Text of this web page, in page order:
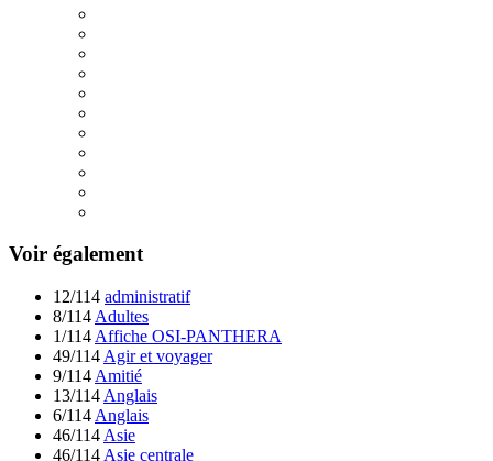
Voir également
12/114 administratif
8/114 Adultes
1/114 Affiche OSI-PANTHERA
49/114 Agir et voyager
9/114 Amitié
13/114 Anglais
6/114 Anglais
46/114 Asie
46/114 Asie centrale